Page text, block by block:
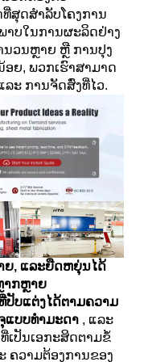
ສຸດສຳລັບໂຄງການ
າບໃນການຜະລິດຢ່າງ
ວນຫຼາຍ ຫຼື ການປຸງ
ຍ, ພວກເຮົາສາມາດ
ະ ການຈັດສົ່ງທີ່ໄວ.
ຍ, ແລະຍືດຫຍຸ່ນໄດ້
າກຫຼາຍ
ປັບແຕ່ງໄດ້ຕາມຄວາມ
ແບບທຳມະດາ , ແລະ
ເປັນເອກະສິດຕາມຂໍ້
ຄວາມຕ້ອງການຂອງ